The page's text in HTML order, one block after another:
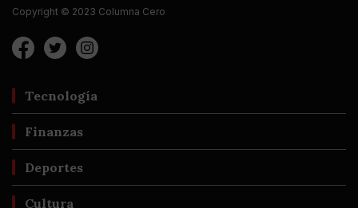
Copyright © 2023 Columna Cero
Tecnología
Finanzas
Deportes
Cultura